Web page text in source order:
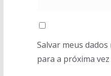
Salvar meus
para a próxima